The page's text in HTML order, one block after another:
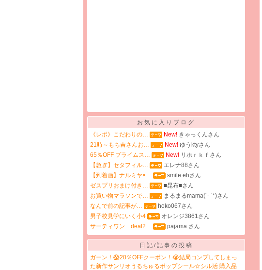
お気に入りブログ
《レポ》こだわりの…
New! きゃっくんさん
21時～もち吉さんお…
New! ゆうktyさん
65％OFF プライムス…
New! リホｒｋｆさん
【急ぎ】セタフィル…
エレナ88さん
【到着画】ナルミヤ×…
smile ehさん
ゼスプリおまけ付き…
■昆布■さん
お買い物マラソンで…
まるまるmama(´- `*)さん
なんで前の記事が…
hoko067さん
男子校見学にいく小4
オレンジ3861さん
サーティワン deal2…
pajama.さん
日記/記事の投稿
ガーン！😱20％OFFクーポン！😭結局コンプしてしまっ
た新作サンリオうるちゅるポップシール☆シル活 購入品